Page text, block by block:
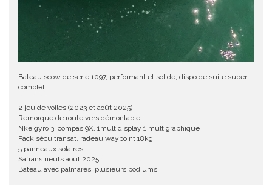
Bateau scow de serie 1097, performant et solide, dispo de suite super
complet
2 jeu de voiles (2023 et août 2025)
Remorque de route vers démontable
Nke gyro 3, compas 9X, 1multidisplay 1 multigraphique
Pack sécu transat, radeau waypoint 18kg
5 panneaux solaires
Safrans neufs août 2025
Bateau avec palmarès, plusieurs podiums.